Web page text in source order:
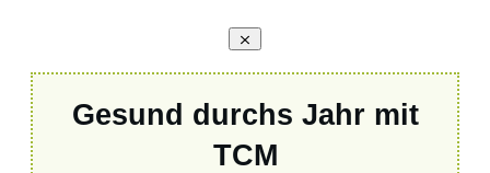
Gesund durchs Jahr mit
TCM